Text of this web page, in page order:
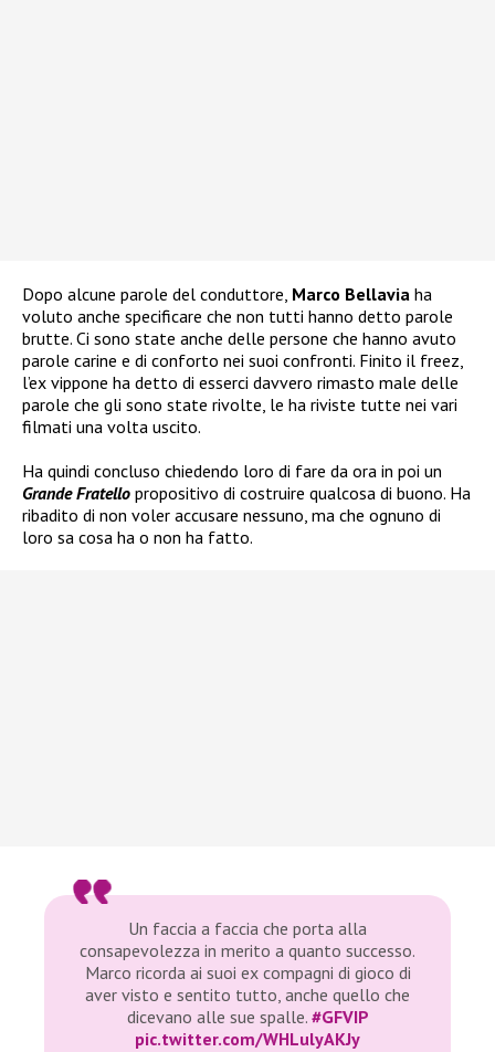
Dopo alcune parole del conduttore, Marco Bellavia ha
voluto anche specificare che non tutti hanno detto parole
brutte. Ci sono state anche delle persone che hanno avuto
parole carine e di conforto nei suoi confronti. Finito il freez,
l’ex vippone ha detto di esserci davvero rimasto male delle
parole che gli sono state rivolte, le ha riviste tutte nei vari
filmati una volta uscito.
Ha quindi concluso chiedendo loro di fare da ora in poi un
Grande Fratello propositivo di costruire qualcosa di buono. Ha
ribadito di non voler accusare nessuno, ma che ognuno di
loro sa cosa ha o non ha fatto.
Un faccia a faccia che porta alla
consapevolezza in merito a quanto successo.
Marco ricorda ai suoi ex compagni di gioco di
aver visto e sentito tutto, anche quello che
dicevano alle sue spalle. #GFVIP
pic.twitter.com/WHLulyAKJy